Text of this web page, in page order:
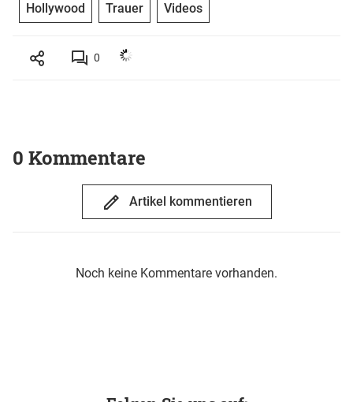
Hollywood Trauer Videos
0
0 Kommentare
Artikel kommentieren
Noch keine Kommentare vorhanden.